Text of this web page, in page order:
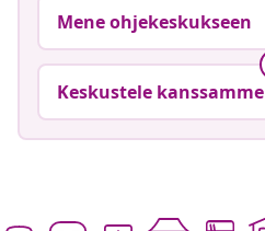
Mene ohjekeskukseen
Keskustele kanssamme